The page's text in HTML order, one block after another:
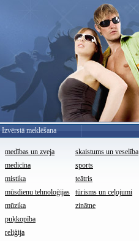
Izvērstā meklēšana
medības un zveja
medicīna
mistika
mūsdienu tehnoloģijas
mūzika
puķkopība
reliģija
skaistums un veselība
sports
teātris
tūrisms un ceļojumi
zinātne